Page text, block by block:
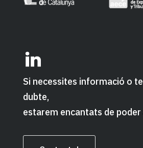
Si necessites informació o
dubte,
estarem encantats de